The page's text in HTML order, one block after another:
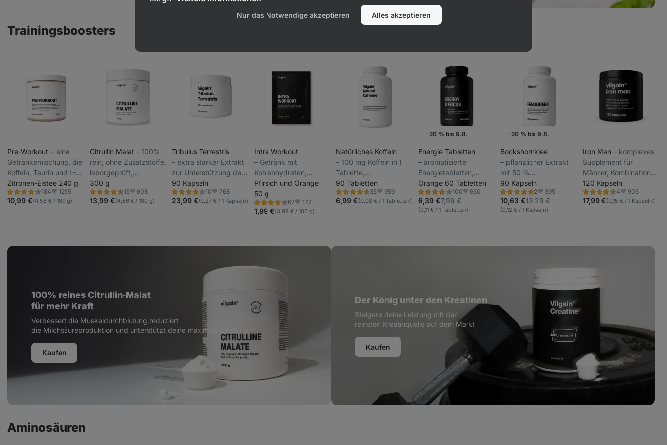
Trainingsboosters
Pre-Workout ⁠–⁠ eine
Getränkemischung, die
Koffein, Taurin und L-
Theanin enthält; Koffein
verbessert die
Wachsamkeit und die
Zitronen-Eistee 240 g
184
Bewertung
4.3/5,
184
Favoriten
1255
10,99 €(4,58 € / 100 g)
Citrullin Malat ⁠–⁠ 100%
rein, ohne Zusatzstoffe,
laborgeprüft,
Nahrungsergänzungsmittel
300 g
15
Bewertung
4.7/5,
15
Favoriten
608
13,99 €(4,66 € / 100 g)
Tribulus Terrestris
⁠–⁠ extra starker Extrakt
zur Unterstützung des
Muskeltonus und der
Energie, standardisiert
auf 40 % Protodioscin
90 Kapseln
10
Bewertung
4.0/5,
10
Favoriten
768
23,99 €(0,27 € / 1 Kapseln)
Intra Workout
⁠–⁠ Getränk mit
Kohlenhydraten,
Elektrolyten und Koffein
für langanhaltende
Belastung,
Nahrungsergänzungsmittel
Pfirsich und Orange
50 g
67
Bewertung
4.4/5,
67
Favoriten
177
1,99 €(3,98 € / 100 g)
Natürliches Koffein
⁠–⁠ 100 mg Koffein in 1
Tablette,
Markenrohstoff
NATCAFF® aus
schonend extrahierten
90 Tabletten
35
Bewertung
4.6/5,
35
Favoriten
959
6,99 €(0,08 € / 1 Tabletten)
-20 % bis 9.8.
Wochenaktion
Energie Tabletten
⁠–⁠ aromatisierte
Energietabletten,
unterstützen
Konzentration und
Leistung, gesüßt mit
Steviolglycosiden,
Orange 60 Tabletten
100
Bewertung
4.3/5,
100
Rezensionen
Favoriten
650
6,39 €7,99 €
(0,11 € / 1 Tabletten)
-20 % bis 9.8.
Wochenaktion
Bockshornklee
⁠–⁠ pflanzlicher Extrakt
mit 50 %
Saponingehalt,
Nahrungsergänzungsmittel
90 Kapseln
2
Bewertung
5.0/5,
2
Rezensionen
Favoriten
395
10,63 €13,29 €
(0,12 € / 1 Kapseln)
Iron Man ⁠–⁠ komplexes
Supplement für
Männer, Kombination
aus natürlichen
Extrakten und
Vitaminen
120 Kapseln
4
Bewertung
4.5/5,
4
Favoriten
905
17,99 €(0,15 € / 1 Kapseln)
100% reines Citrullin‑Malat
für mehr Kraft
Verbessert die Muskeldurchblutung,reduziert
die Milchsäureproduktion und unterstützt deine maximale Leistung
Kaufen
Der König unter den Kreatinen
Steigere deine Leistung mit der
reinsten Kreatinquelle auf dem Markt
Kaufen
Aminosäuren
Nur das Notwendige akzeptieren Alles akzeptieren